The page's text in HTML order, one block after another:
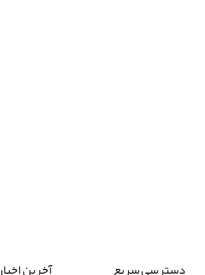
دسترسی سریع آخرین اخبار